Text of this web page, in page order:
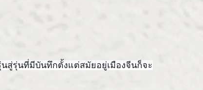
นสู่รุ่นที่มีบันทึกตั้งแต่สมัยอยู่เมืองจีนก็จะ